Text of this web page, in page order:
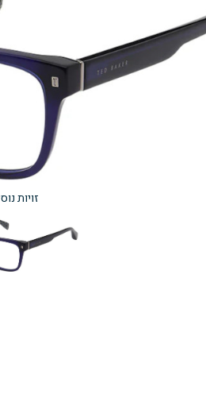
זויות